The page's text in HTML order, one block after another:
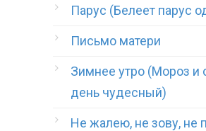
Парус (Белеет парус
Письмо матери
Зимнее утро (Мороз и
день чудесный)
Не жалею, не зову, не